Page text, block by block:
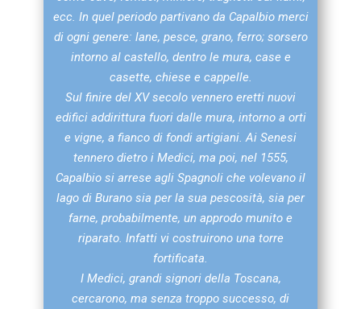
ecc. In quel periodo partivano da Capalbio merci
di ogni genere: lane, pesce, grano, ferro; sorsero
intorno al castello, dentro le mura, case e
casette, chiese e cappelle.
Sul finire del XV secolo vennero eretti nuovi
edifici addirittura fuori dalle mura, intorno a orti
e vigne, a fianco di fondi artigiani. Ai Senesi
tennero dietro i Medici, ma poi, nel 1555,
Capalbio si arrese agli Spagnoli che volevano il
lago di Burano sia per la sua pescosità, sia per
farne, probabilmente, un approdo munito e
riparato. Infatti vi costruirono una torre
fortificata.
I Medici, grandi signori della Toscana,
cercarono, ma senza troppo successo, di